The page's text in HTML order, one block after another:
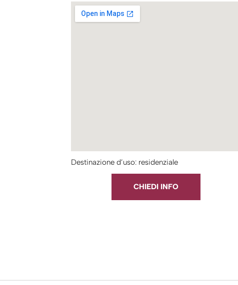
Destinazione d’uso: residenziale
CHIEDI INFO